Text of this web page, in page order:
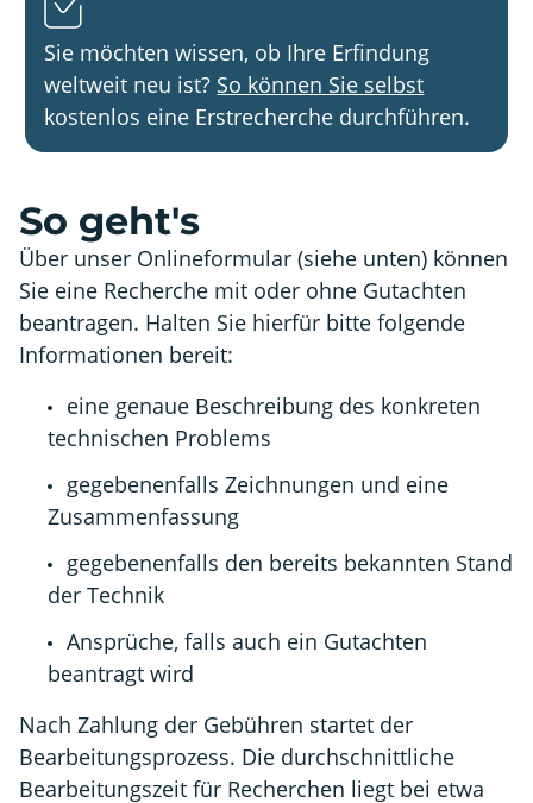
Sie möchten wissen, ob Ihre Erfindung
weltweit neu ist? So können Sie selbst
kostenlos eine Erstrecherche durchführen.
So geht's
Über unser Onlineformular (siehe unten) können
Sie eine Recherche mit oder ohne Gutachten
beantragen. Halten Sie hierfür bitte folgende
Informationen bereit:
eine genaue Beschreibung des konkreten
technischen Problems
gegebenenfalls Zeichnungen und eine
Zusammenfassung
gegebenenfalls den bereits bekannten Stand
der Technik
Ansprüche, falls auch ein Gutachten
beantragt wird
Nach Zahlung der Gebühren startet der
Bearbeitungsprozess. Die durchschnittliche
Bearbeitungszeit für Recherchen liegt bei etwa